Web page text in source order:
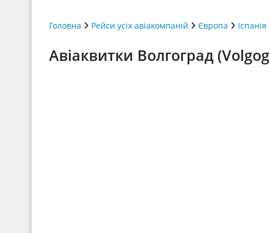
Головна Рейси усіх авіакомпаній Європа Іспанія
Авіаквитки Волгоград